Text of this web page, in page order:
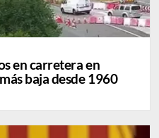
en carretera en
baja desde 1960